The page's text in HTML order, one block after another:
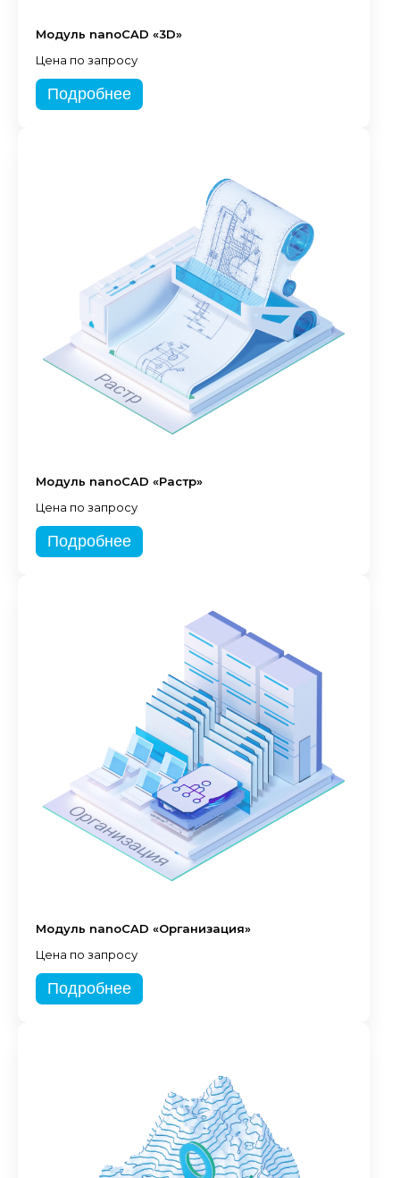
Модуль nanoCAD «3D»
Цена по запросу
Подробнее
Модуль nanoCAD «Растр»
Цена по запросу
Подробнее
Модуль nanoCAD «Организация»
Цена по запросу
Подробнее